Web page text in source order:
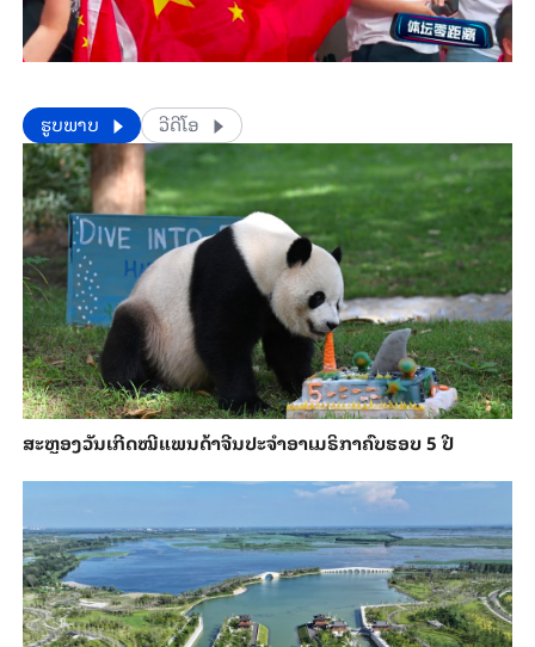
​​ຮູບພາບ ວີດີໂອ
ສະຫຼອງວັນ​ເກີດ​ໝີ​ແພນ​ດ້າ​ຈີນ​ປະ​ຈຳ​ອາ​ເມ​ຣິ​ກາ​ຄົບ​ຮອບ 5 ປີ